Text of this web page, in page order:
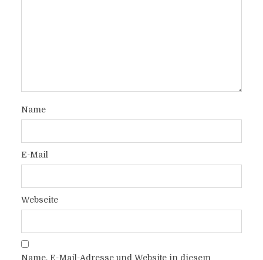
Name
E-Mail
Webseite
Name, E-Mail-Adresse und Website in diesem